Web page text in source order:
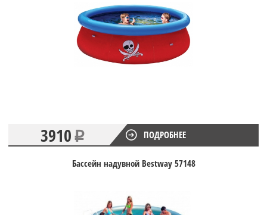
3910 ПОДРОБНЕЕ
Бассейн надувной Bestway 57148